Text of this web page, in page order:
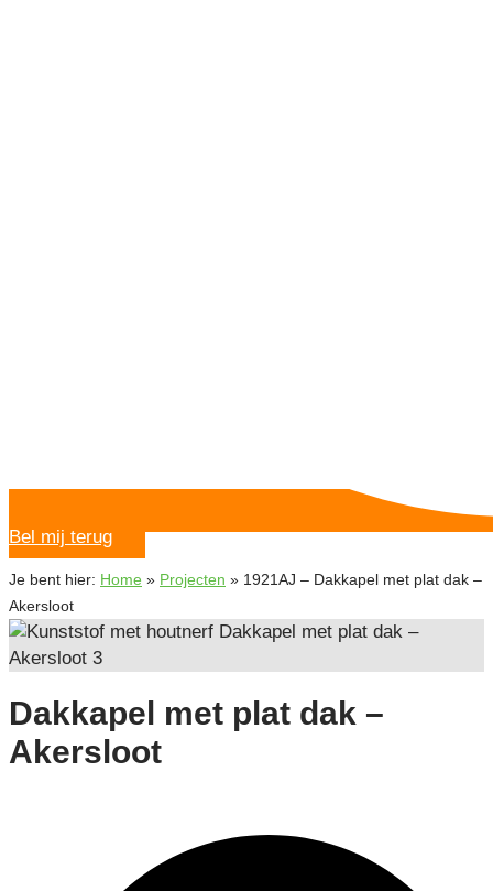
Bel mij terug
Je bent hier: Home » Projecten » 1921AJ – Dakkapel met plat dak –
Akersloot
Dakkapel met plat dak –
Akersloot